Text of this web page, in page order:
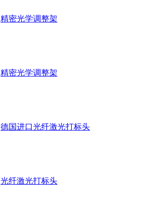
精密光学调整架
精密光学调整架
德国进口光纤激光打标头
光纤激光打标头